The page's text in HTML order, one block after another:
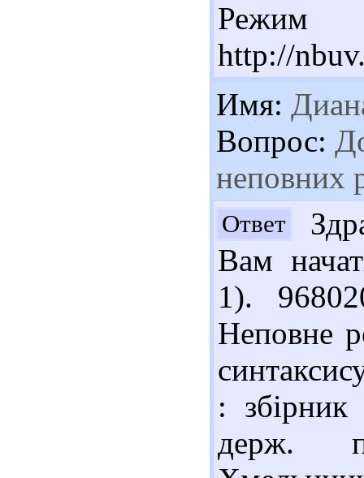
http://
Имя:
Вопрос:
неповних
Ответ
Вам
1).
Неповне
:
держ.